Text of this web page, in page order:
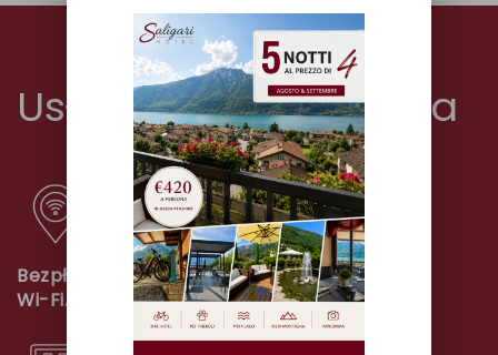
Usługi i udogodnienia
Bezpłatne połączenie
Wi-Fi.
Telefon